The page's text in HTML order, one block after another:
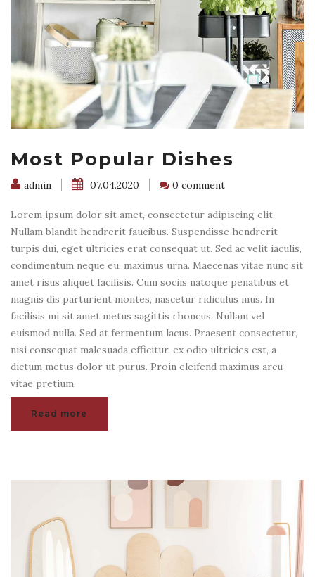
Most Popular Dishes
admin 07.04.2020 0 comment
Lorem ipsum dolor sit amet, consectetur adipiscing elit.
Nullam blandit hendrerit faucibus. Suspendisse hendrerit
turpis dui, eget ultricies erat consequat ut. Sed ac velit iaculis,
condimentum neque eu, maximus urna. Maecenas vitae nunc sit
amet risus aliquet facilisis. Cum sociis natoque penatibus et
magnis dis parturient montes, nascetur ridiculus mus. In
facilisis mi sit amet metus sagittis rhoncus. Nullam vel
euismod nulla. Sed at fermentum lacus. Praesent consectetur,
nisi consequat malesuada efficitur, ex odio ultricies est, a
dictum metus dolor ut purus. Proin eleifend maximus arcu
vitae pretium.
Read more